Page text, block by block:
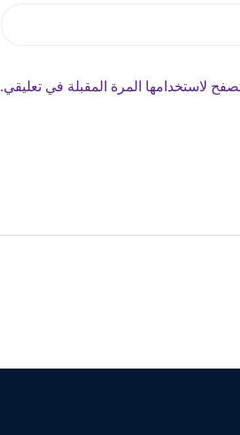
لاستخدامها المرة المقبلة في تعليقي.